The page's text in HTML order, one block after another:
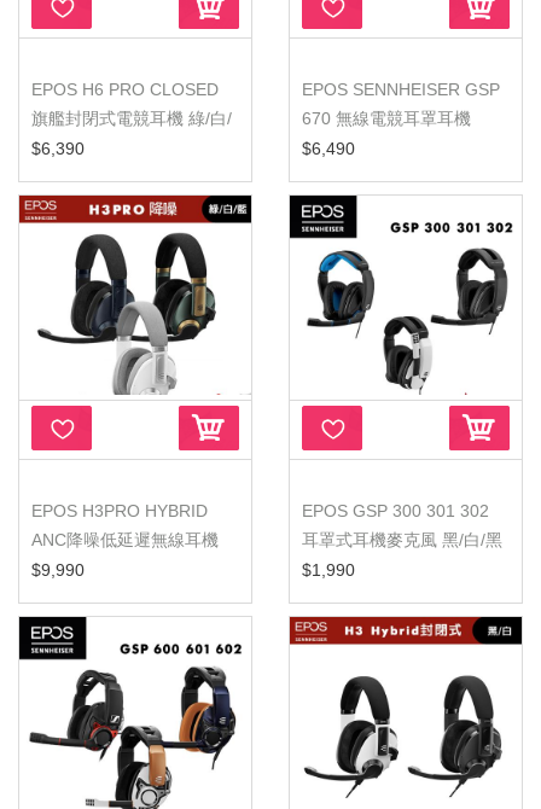
EPOS H6 PRO CLOSED
旗艦封閉式電競耳機 綠/白/
藍
$6,390
EPOS SENNHEISER GSP
670 無線電競耳罩耳機
$6,490
EPOS H3PRO HYBRID
ANC降噪低延遲無線耳機
$9,990
EPOS GSP 300 301 302
耳罩式耳機麥克風 黑/白/黑
藍
$1,990